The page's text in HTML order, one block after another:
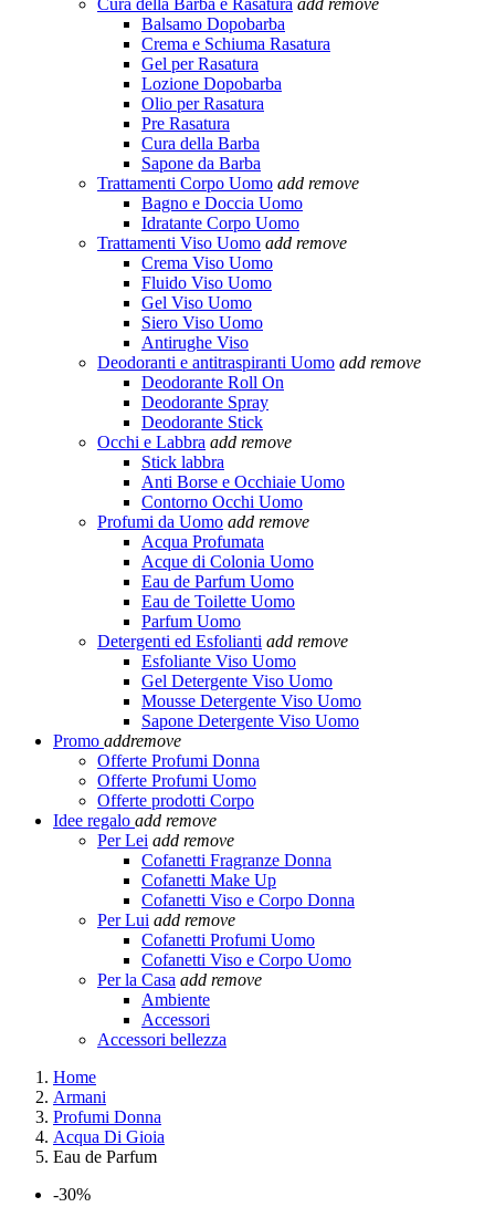
Cura della Barba e Rasatura add remove
Balsamo Dopobarba
Crema e Schiuma Rasatura
Gel per Rasatura
Lozione Dopobarba
Olio per Rasatura
Pre Rasatura
Cura della Barba
Sapone da Barba
Trattamenti Corpo Uomo add remove
Bagno e Doccia Uomo
Idratante Corpo Uomo
Trattamenti Viso Uomo add remove
Crema Viso Uomo
Fluido Viso Uomo
Gel Viso Uomo
Siero Viso Uomo
Antirughe Viso
Deodoranti e antitraspiranti Uomo add remove
Deodorante Roll On
Deodorante Spray
Deodorante Stick
Occhi e Labbra add remove
Stick labbra
Anti Borse e Occhiaie Uomo
Contorno Occhi Uomo
Profumi da Uomo add remove
Acqua Profumata
Acque di Colonia Uomo
Eau de Parfum Uomo
Eau de Toilette Uomo
Parfum Uomo
Detergenti ed Esfolianti add remove
Esfoliante Viso Uomo
Gel Detergente Viso Uomo
Mousse Detergente Viso Uomo
Sapone Detergente Viso Uomo
Promo addremove
Offerte Profumi Donna
Offerte Profumi Uomo
Offerte prodotti Corpo
Idee regalo add remove
Per Lei add remove
Cofanetti Fragranze Donna
Cofanetti Make Up
Cofanetti Viso e Corpo Donna
Per Lui add remove
Cofanetti Profumi Uomo
Cofanetti Viso e Corpo Uomo
Per la Casa add remove
Ambiente
Accessori
Accessori bellezza
Home
Armani
Profumi Donna
Acqua Di Gioia
Eau de Parfum
-30%